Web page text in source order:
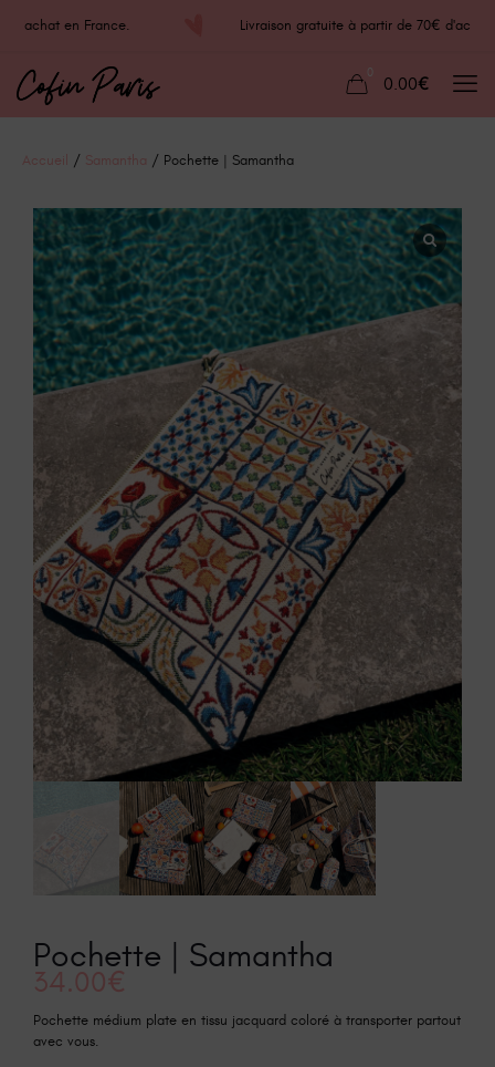
d'achat en France. Livraison gratuite à partir de 70€
0
0.00€
Accueil / Samantha / Pochette | Samantha
Pochette | Samantha
34.00€
Pochette médium plate en tissu jacquard coloré à transporter partout
avec vous.